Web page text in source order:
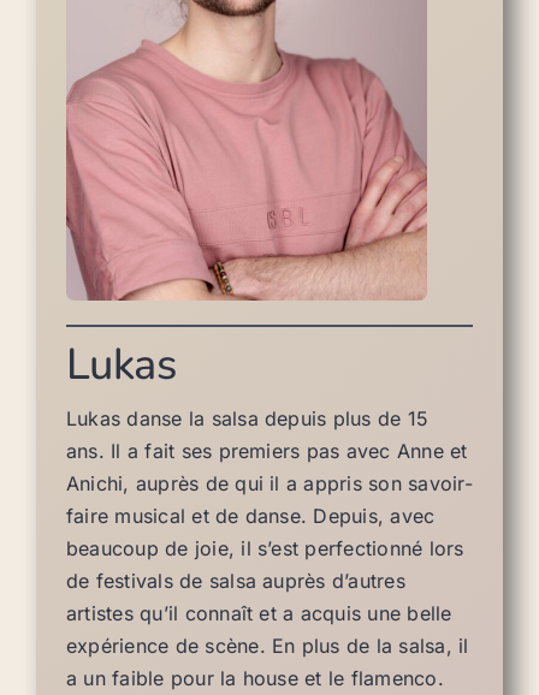
Lukas
Lukas danse la salsa depuis plus de 15
ans. Il a fait ses premiers pas avec Anne et
Anichi, auprès de qui il a appris son savoir-
faire musical et de danse. Depuis, avec
beaucoup de joie, il s’est perfectionné lors
de festivals de salsa auprès d’autres
artistes qu’il connaît et a acquis une belle
expérience de scène. En plus de la salsa, il
a un faible pour la house et le flamenco.